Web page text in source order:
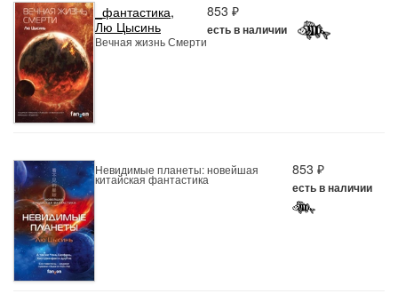
_фантастика,
Лю Цысинь
Вечная жизнь Смерти
853 ₽
есть в наличии
Невидимые планеты: новейшая
китайская фантастика
853 ₽
есть в наличии